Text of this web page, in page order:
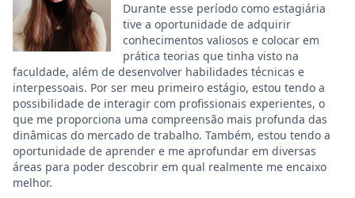
Durante esse período como estagiária
tive a oportunidade de adquirir
conhecimentos valiosos e colocar em
prática teorias que tinha visto na
faculdade, além de desenvolver habilidades técnicas e
interpessoais. Por ser meu primeiro estágio, estou tendo a
possibilidade de interagir com profissionais experientes, o
que me proporciona uma compreensão mais profunda das
dinâmicas do mercado de trabalho. Também, estou tendo a
oportunidade de aprender e me aprofundar em diversas
áreas para poder descobrir em qual realmente me encaixo
melhor.